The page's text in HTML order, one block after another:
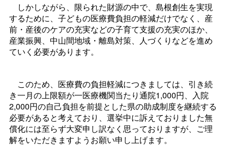
しかしながら、限られた財源の中で、島根創生を実現
するために、子どもの医療費負担の軽減だけでなく、産
前・産後のケアの充実などの子育て支援の充実のほか、
産業振興、中山間地域・離島対策、人づくりなどを進め
ていく必要があります。
このため、医療費の負担軽減につきましては、引き続
き一月の上限額が一医療機関当たり通院1,000円、入院
2,000円の自己負担を前提とした県の助成制度を継続する
必要があると考えており、選挙中に訴えておりました無
償化には至らず大変申し訳なく思っておりますが、ご理
解をいただきますようお願い申し上げます。